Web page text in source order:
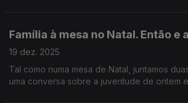
Família à mesa no Natal. Então e
19 dez. 2025
Tal como numa mesa de Natal, juntamos
uma conversa sobre a juventude de ontem